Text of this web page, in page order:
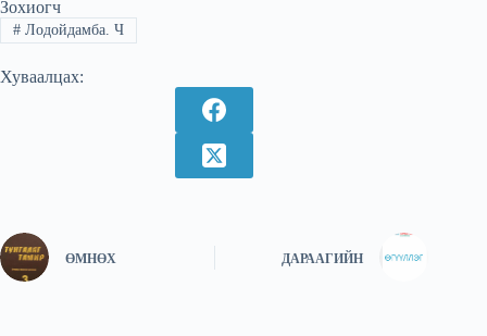
Зохиогч
#Лодойдамба. Ч
Хуваалцах:
ӨМНӨХ ДАРААГИЙН